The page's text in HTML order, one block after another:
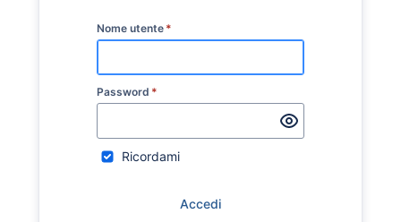
Nome utente *
Password *
Ricordami
Accedi